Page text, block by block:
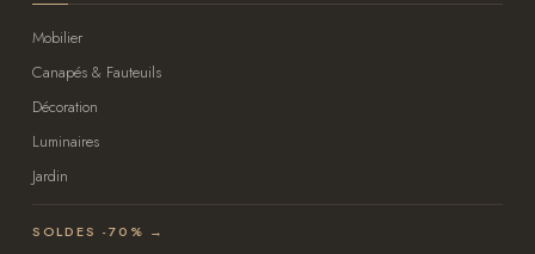
Mobilier
Canapés & Fauteuils
Décoration
Luminaires
Jardin
SOLDES -70% →